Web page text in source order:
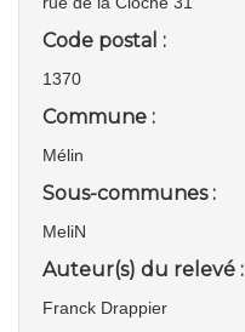
Code postal :
1370
Commune :
Mélin
Sous-communes :
MeliN
Auteur(s) du relevé :
Franck Drappier